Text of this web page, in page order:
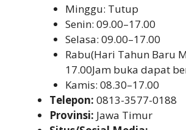
Minggu: Tutup
Senin: 09.00–17.00
Selasa: 09.00–17.00
Rabu(Hari Tahun Baru
17.00Jam buka dapat
Kamis: 08.30–17.00
Telepon: 0813-3577-0188
Provinsi: Jawa Timur